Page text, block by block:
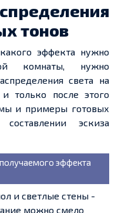
тонов
эффекта нужно
комнаты, нужно
света на
только после этого
и примеры готовых
эскиза
эффекта
и светлые стены -
можно смело